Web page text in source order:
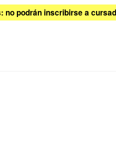
podrán inscribirse a